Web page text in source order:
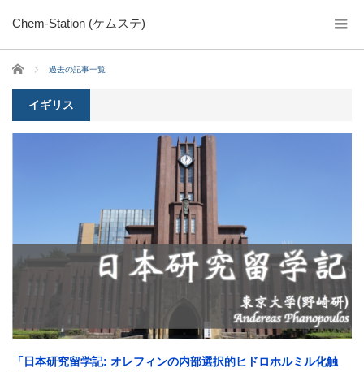
Chem-Station (ケムステ)
ホーム 過去の記事一覧
イギリス
「日本研究留学記: オレフィンの内部選択的ヒドロホルミル化触